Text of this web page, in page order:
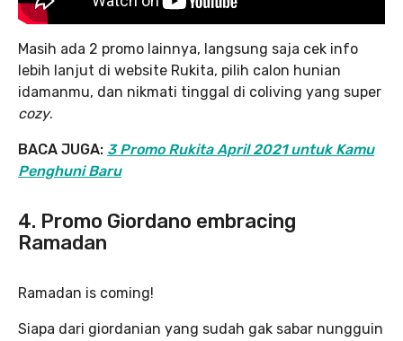
Masih ada 2 promo lainnya, langsung saja cek info
lebih lanjut di website Rukita, pilih calon hunian
idamanmu, dan nikmati tinggal di coliving yang super
cozy.
BACA JUGA: 3 Promo Rukita April 2021 untuk Kamu
Penghuni Baru
4. Promo Giordano embracing
Ramadan
Ramadan is coming!
Siapa dari giordanian yang sudah gak sabar nungguin